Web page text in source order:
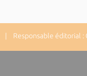
Responsable éditorial :